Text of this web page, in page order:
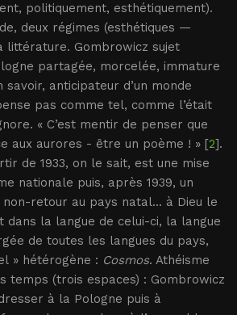
politiquement, esthétiquement).
deux régimes (esthétiques —
littérature. Gombrowicz sujet
partagée, morcelée, immature
savoir, anticipateur d’un monde
pas comme tel, comme l’était
« C’est mentir de penser que
aux aurores - être un poème ! » [2].
de 1933, on le sait, est une mise
nationale puis, après 1939, un
retour au pays natal... à Dieu le
dans la langue de celui-ci, la langue
de toutes les langues du pays,
» hétérogène : Cosmos. Athéisme
temps (trois espaces) : Gombrowicz
à la Pologne puis à